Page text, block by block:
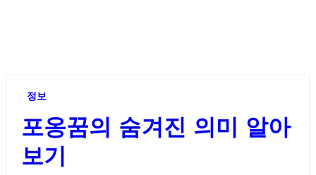
정보
포옹꿈의 숨겨진 의미 알아
보기